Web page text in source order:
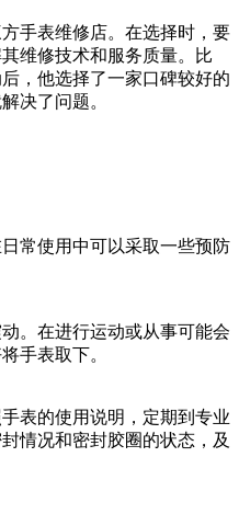
手表维修店。在选择时，要
维修技术和服务质量。比
，他选择了一家口碑较好的
决了问题。
常使用中可以采取一些预防
。在进行运动或从事可能会
手表取下。
表的使用说明，定期到专业
情况和密封胶圈的状态，及